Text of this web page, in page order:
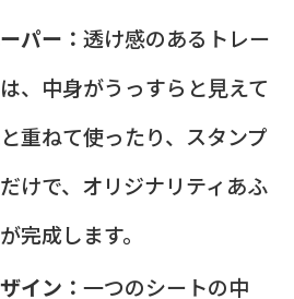
パー： 透け感のあるトレー
、中身がうっすらと見えて
重ねて使ったり、スタンプ
けで、オリジナリティあふ
完成します。
イン： 一つのシートの中